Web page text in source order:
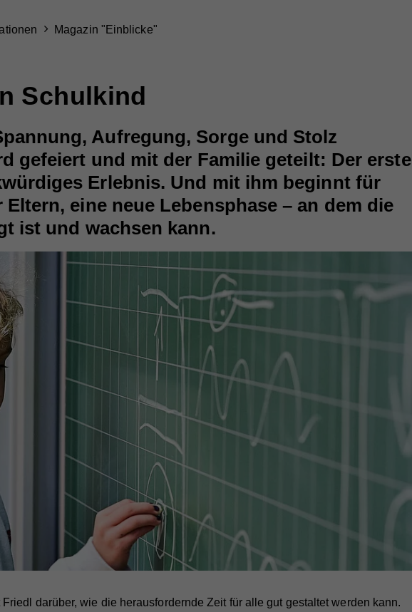
Magazin "Einblicke"
Schulkind
Aufregung, Sorge und Stolz
gefeiert und mit der Familie geteilt: Der erste
Erlebnis. Und mit ihm beginnt für
eine neue Lebensphase – an dem die
ist und wachsen kann.
darüber, wie die herausfordernde Zeit für alle gut gestaltet werden kann.